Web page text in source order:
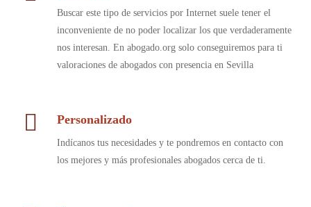
Buscar este tipo de servicios por Internet suele tener el
inconveniente de no poder localizar los que verdaderamente
nos interesan. En abogado.org solo conseguiremos para ti
valoraciones de abogados con presencia en Sevilla
Personalizado
Indícanos tus necesidades y te pondremos en contacto con
los mejores y más profesionales abogados cerca de ti.